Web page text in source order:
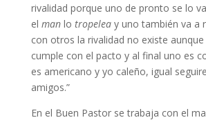
rivalidad porque uno de pronto se lo
el man lo tropelea y uno también va a
con otros la rivalidad no existe
cumple con el pacto y al final uno es
es americano y yo caleño, igual
amigos.”
En el Buen Pastor se trabaja con el